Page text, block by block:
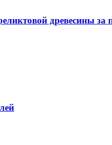
древесины за